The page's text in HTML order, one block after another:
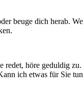
beuge dich herab.
höre geduldig
ich etwas für Sie